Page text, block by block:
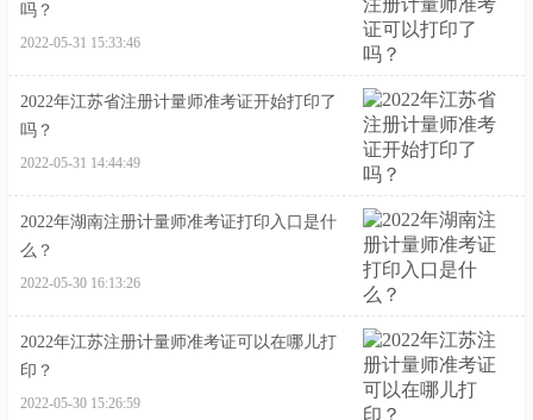
吗？
2022-05-31 15:33:46
2022年江苏省注册计量师准考证开始打印了
吗？
2022-05-31 14:44:49
2022年湖南注册计量师准考证打印入口是什
么？
2022-05-30 16:13:26
2022年江苏注册计量师准考证可以在哪儿打
印？
2022-05-30 15:26:59